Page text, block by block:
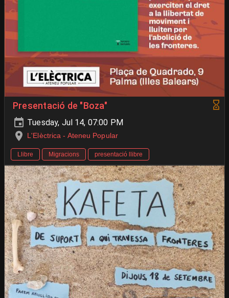
Presentació de "Boza"
Tuesday, Jul 14, 07:00 PM
L'Elèctrica - Ateneu Popular
Llibre Migracions presentació llibre